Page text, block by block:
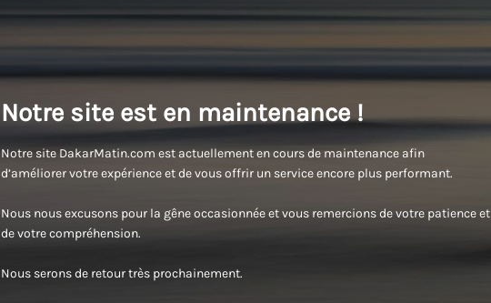
Notre site est en maintenance !
Notre site DakarMatin.com est actuellement en cours de maintenance afin
d’améliorer votre expérience et de vous offrir un service encore plus performant.
Nous nous excusons pour la gêne occasionnée et vous remercions de votre patience et
de votre compréhension.
Nous serons de retour très prochainement.